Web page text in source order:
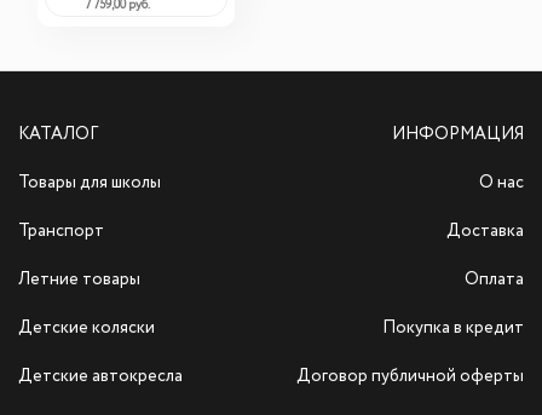
7 759,00 руб.
КАТАЛОГ
Товары для школы
Транспорт
Летние товары
Детские коляски
Детские автокресла
ИНФОРМАЦИЯ
О нас
Доставка
Оплата
Покупка в кредит
Договор публичной оферты